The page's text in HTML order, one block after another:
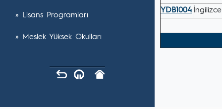
» Lisans Programları
» Meslek Yüksek Okulları
YDB1004